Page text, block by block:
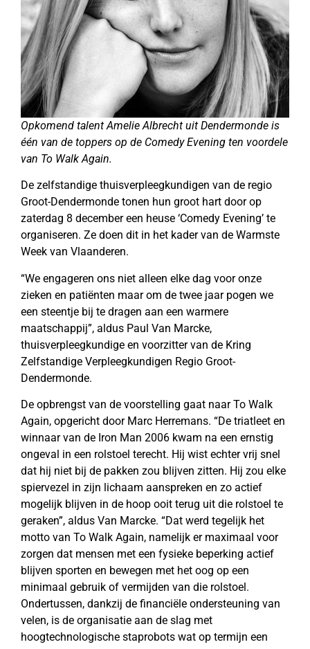
Opkomend talent Amelie Albrecht uit Dendermonde is
één van de toppers op de Comedy Evening ten voordele
van To Walk Again.
De zelfstandige thuisverpleegkundigen van de regio
Groot-Dendermonde tonen hun groot hart door op
zaterdag 8 december een heuse ‘Comedy Evening’ te
organiseren. Ze doen dit in het kader van de Warmste
Week van Vlaanderen.
“We engageren ons niet alleen elke dag voor onze
zieken en patiënten maar om de twee jaar pogen we
een steentje bij te dragen aan een warmere
maatschappij”, aldus Paul Van Marcke,
thuisverpleegkundige en voorzitter van de Kring
Zelfstandige Verpleegkundigen Regio Groot-
Dendermonde.
De opbrengst van de voorstelling gaat naar To Walk
Again, opgericht door Marc Herremans. “De triatleet en
winnaar van de Iron Man 2006 kwam na een ernstig
ongeval in een rolstoel terecht. Hij wist echter vrij snel
dat hij niet bij de pakken zou blijven zitten. Hij zou elke
spiervezel in zijn lichaam aanspreken en zo actief
mogelijk blijven in de hoop ooit terug uit die rolstoel te
geraken”, aldus Van Marcke. “Dat werd tegelijk het
motto van To Walk Again, namelijk er maximaal voor
zorgen dat mensen met een fysieke beperking actief
blijven sporten en bewegen met het oog op een
minimaal gebruik of vermijden van die rolstoel.
Ondertussen, dankzij de financiële ondersteuning van
velen, is de organisatie aan de slag met
hoogtechnologische staprobots wat op termijn een